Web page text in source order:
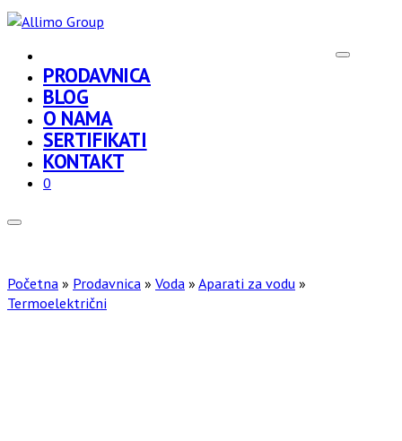
PRODAVNICA
BLOG
O NAMA
SERTIFIKATI
KONTAKT
0
Početna » Prodavnica » Voda » Aparati za vodu »
Termoelektrični